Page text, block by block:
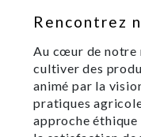
Rencontrez
Au cœur de notre
cultiver des
animé par la
pratiques
approche